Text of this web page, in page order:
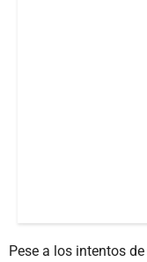
Pese a los intentos